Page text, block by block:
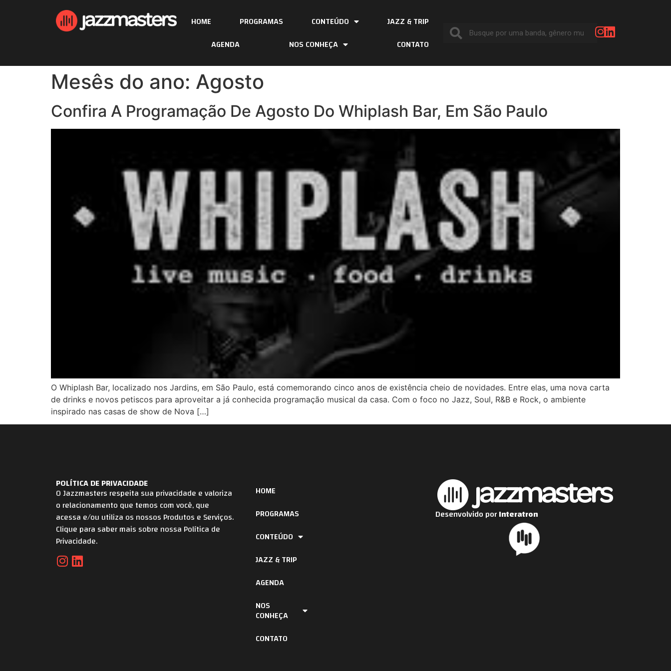
HOME PROGRAMAS CONTEÚDO
JAZZ & TRIP
AGENDA
NOS CONHEÇA CONTATO
Mesês do ano: Agosto
Confira A Programação De Agosto Do Whiplash Bar, Em São Paulo
O Whiplash Bar, localizado nos Jardins, em São Paulo, está comemorando cinco anos de existência cheio de novidades. Entre elas, uma nova carta
de drinks e novos petiscos para aproveitar a já conhecida programação musical da casa. Com o foco no Jazz, Soul, R&B e Rock, o ambiente
inspirado nas casas de show de Nova […]
POLÍTICA DE PRIVACIDADE
O Jazzmasters respeita sua privacidade e valoriza
o relacionamento que temos com você, que
acessa e/ou utiliza os nossos Produtos e Serviços.
Clique para saber mais sobre nossa Política de
Privacidade.
HOME
PROGRAMAS
CONTEÚDO
JAZZ & TRIP
AGENDA
NOS
CONHEÇA
CONTATO
Desenvolvido porInteratron